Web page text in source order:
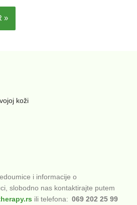
koži
i informacije o
slobodno nas kontaktirajte putem
ili telefona: 069 202 25 99